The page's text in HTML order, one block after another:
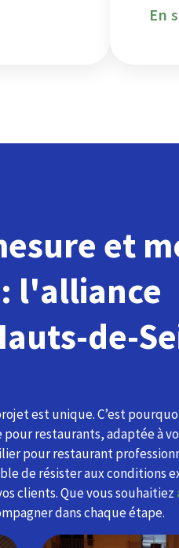
En
et
l'alliance
de-
est unique. C’est
restaurants, adaptée à
pour restaurant
de résister aux conditions
clients. Que vous souhaitiez
dans chaque étape.